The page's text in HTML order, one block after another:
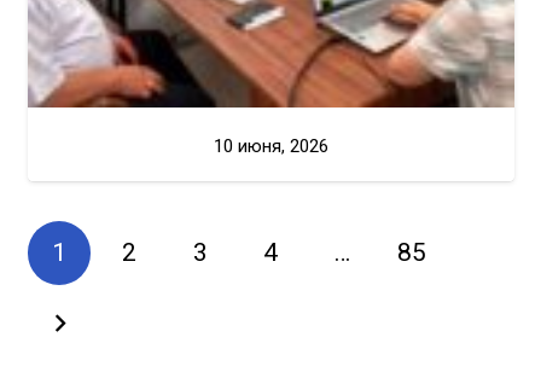
10 июня, 2026
1 2 3 4 … 85